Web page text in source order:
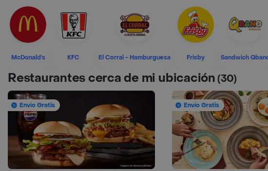
McDonald's KFC El Corral - Hamburguesa Frisby Sandwich
Restaurantes cerca de mi ubicación(30)
Envío Gratis Envío Gratis